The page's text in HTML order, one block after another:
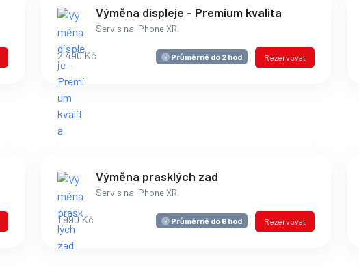
Výměna displeje - Premium kvalita
Servis na iPhone XR
2 490 Kč Průměrně do 2 hod Rezervovat
Výměna prasklých zad
Servis na iPhone XR
1 990 Kč Průměrně do 6 hod Rezervovat